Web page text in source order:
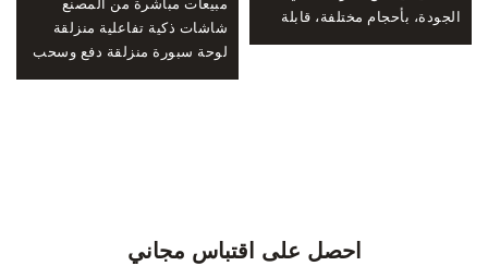
الجودة، بأحجام مختلفة، قابلة
شاشات ذكية تفاعلية منزلقة
لوحة سبورة منزلقة دفع وسحب
احصل على اقتباس مجاني